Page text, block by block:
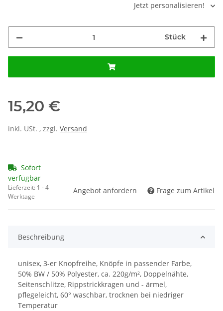
Jetzt personalisieren!
Stück
15,20 €
inkl. USt. , zzgl. Versand
Sofort
verfügbar
Lieferzeit: 1 - 4
Werktage
Angebot anfordern Frage zum Artikel
Beschreibung
unisex, 3-er Knopfreihe, Knöpfe in passender Farbe,
50% BW / 50% Polyester, ca. 220g/m², Doppelnähte,
Seitenschlitze, Rippstrickkragen und - ärmel,
pflegeleicht, 60° waschbar, trocknen bei niedriger
Temperatur